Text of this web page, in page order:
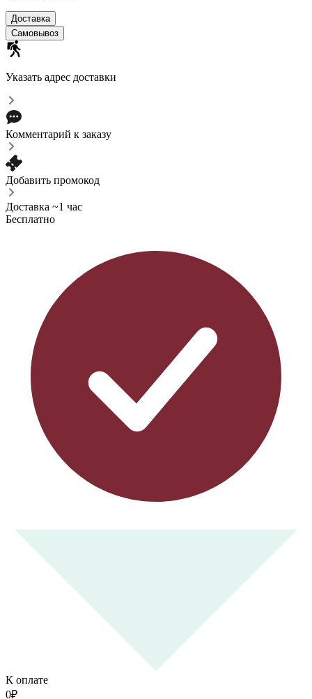
Доставка
Самовывоз
Указать адрес доставки
Комментарий к заказу
Добавить промокод
Доставка ~1 час
Бесплатно
К оплате
0₽